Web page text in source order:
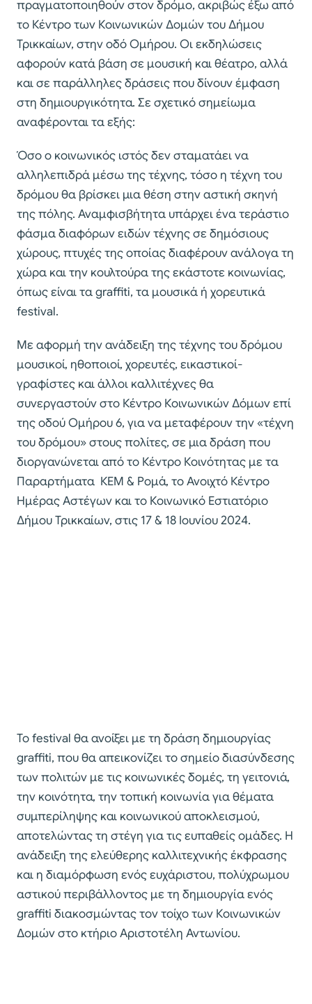
πραγματοποιηθούν στον δρόμο, ακριβώς έξω από
το Κέντρο των Κοινωνικών Δομών του Δήμου
Τρικκαίων, στην οδό Ομήρου. Οι εκδηλώσεις
αφορούν κατά βάση σε μουσική και θέατρο, αλλά
και σε παράλληλες δράσεις που δίνουν έμφαση
στη δημιουργικότητα. Σε σχετικό σημείωμα
αναφέρονται τα εξής:
Όσο ο κοινωνικός ιστός δεν σταματάει να
αλληλεπιδρά μέσω της τέχνης, τόσο η τέχνη του
δρόμου θα βρίσκει μια θέση στην αστική σκηνή
της πόλης. Αναμφισβήτητα υπάρχει ένα τεράστιο
φάσμα διαφόρων ειδών τέχνης σε δημόσιους
χώρους, πτυχές της οποίας διαφέρουν ανάλογα τη
χώρα και την κουλτούρα της εκάστοτε κοινωνίας,
όπως είναι τα graffiti, τα μουσικά ή χορευτικά
festival.
Με αφορμή την ανάδειξη της τέχνης του δρόμου
μουσικοί, ηθοποιοί, χορευτές, εικαστικοί-
γραφίστες και άλλοι καλλιτέχνες θα
συνεργαστούν στο Κέντρο Κοινωνικών Δόμων επί
της οδού Ομήρου 6, για να μεταφέρουν την «τέχνη
του δρόμου» στους πολίτες, σε μια δράση που
διοργανώνεται από το Κέντρο Κοινότητας με τα
Παραρτήματα ΚΕΜ & Ρομά, το Ανοιχτό Κέντρο
Ημέρας Αστέγων και το Κοινωνικό Εστιατόριο
Δήμου Τρικκαίων, στις 17 & 18 Ιουνίου 2024.
Το festival θα ανοίξει με τη δράση δημιουργίας
graffiti, που θα απεικονίζει το σημείο διασύνδεσης
των πολιτών με τις κοινωνικές δομές, τη γειτονιά,
την κοινότητα, την τοπική κοινωνία για θέματα
συμπερίληψης και κοινωνικού αποκλεισμού,
αποτελώντας τη στέγη για τις ευπαθείς ομάδες. Η
ανάδειξη της ελεύθερης καλλιτεχνικής έκφρασης
και η διαμόρφωση ενός ευχάριστου, πολύχρωμου
αστικού περιβάλλοντος με τη δημιουργία ενός
graffiti διακοσμώντας τον τοίχο των Κοινωνικών
Δομών στο κτήριο Αριστοτέλη Αντωνίου.